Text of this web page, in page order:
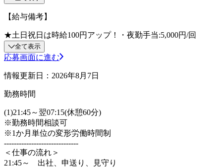
【給与備考】
★土日祝日は時給100円アップ！・夜勤手当:5,000円/回
全て表示
応募画面に進む
情報更新日：2026年8月7日
勤務時間
(1)21:45～翌07:15(休憩60分)
※勤務時間相談可
※1か月単位の変形労働時間制
------------------------------
＜仕事の流れ＞
21:45～ 出社、申送り、見守り